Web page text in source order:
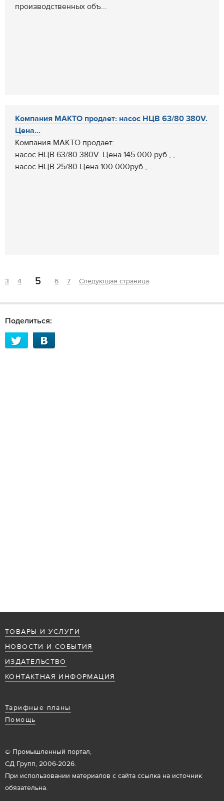
производственных объ...
Компания МАКТО продает: насос НЦВ 63/80 380V.
Цена...
Компания МАКТО продает:
насос НЦВ 63/80 380V. Цена 145 000 руб., ,
насос НЦВ 25/80 Цена 100 000руб.,...
3 4 5 6 7 Следующая страница
Поделиться:
ТОВАРЫ И УСЛУГИ
НОВОСТИ И СОБЫТИЯ
ИЗДАТЕЛЬСТВО
КОНТАКТНАЯ ИНФОРМАЦИЯ
Тарифные планы
Помощь
© Промышленный портал,
СД Групп, 2006-2026.
При использовании материалов с сайта ссылка на источник
обязательна.